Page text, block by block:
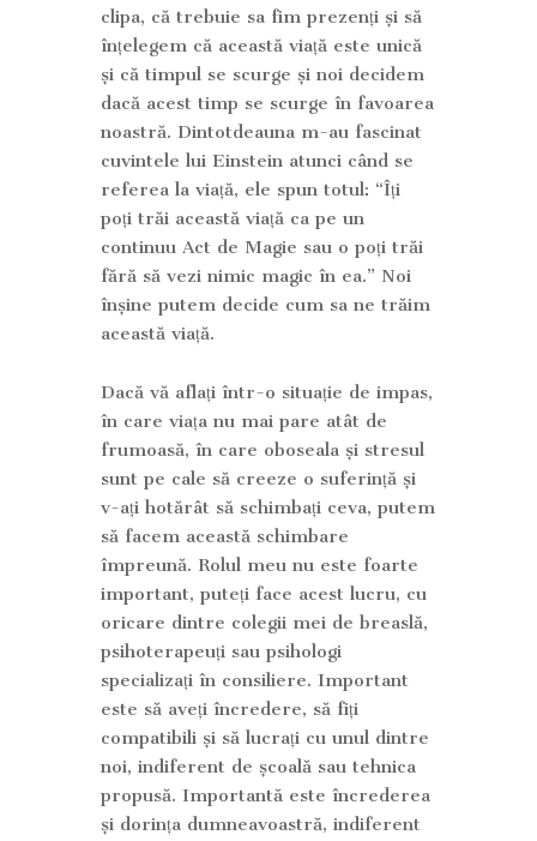
clipa, că trebuie sa fim prezenți și să
înțelegem că această viață este unică
și că timpul se scurge și noi decidem
dacă acest timp se scurge în favoarea
noastră. Dintotdeauna m-au fascinat
cuvintele lui Einstein atunci când se
referea la viață, ele spun totul: “Îți
poți trăi această viață ca pe un
continuu Act de Magie sau o poți trăi
fără să vezi nimic magic în ea.” Noi
înșine putem decide cum sa ne trăim
această viață.
Dacă vă aflați într-o situație de impas,
în care viața nu mai pare atât de
frumoasă, în care oboseala și stresul
sunt pe cale să creeze o suferință și
v-ați hotărât să schimbați ceva, putem
să facem această schimbare
împreună. Rolul meu nu este foarte
important, puteți face acest lucru, cu
oricare dintre colegii mei de breaslă,
psihoterapeuți sau psihologi
specializați în consiliere. Important
este să aveți încredere, să fiți
compatibili și să lucrați cu unul dintre
noi, indiferent de școală sau tehnica
propusă. Importantă este încrederea
și dorința dumneavoastră, indiferent